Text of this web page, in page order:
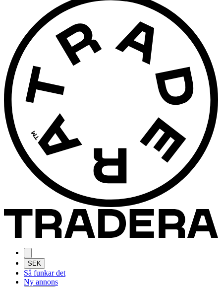
SEK
Så funkar det
Ny annons